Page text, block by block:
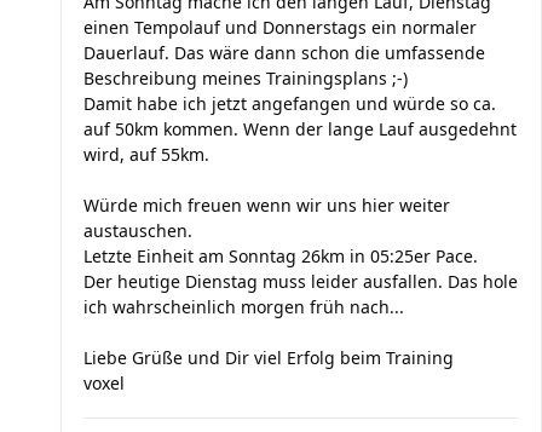
einen Tempolauf und Donnerstags ein normaler
Dauerlauf. Das wäre dann schon die umfassende
Beschreibung meines Trainingsplans ;-)
Damit habe ich jetzt angefangen und würde so ca.
auf 50km kommen. Wenn der lange Lauf ausgedehnt
wird, auf 55km.
Würde mich freuen wenn wir uns hier weiter
austauschen.
Letzte Einheit am Sonntag 26km in 05:25er Pace.
Der heutige Dienstag muss leider ausfallen. Das hole
ich wahrscheinlich morgen früh nach...
Liebe Grüße und Dir viel Erfolg beim Training
voxel